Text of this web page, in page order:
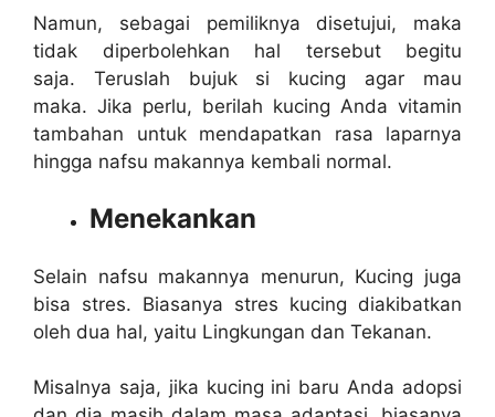
Namun, sebagai pemiliknya disetujui, maka
tidak diperbolehkan hal tersebut begitu
saja. Teruslah bujuk si kucing agar mau
maka. Jika perlu, berilah kucing Anda vitamin
tambahan untuk mendapatkan rasa laparnya
hingga nafsu makannya kembali normal.
Menekankan
Selain nafsu makannya menurun, Kucing juga
bisa stres. Biasanya stres kucing diakibatkan
oleh dua hal, yaitu Lingkungan dan Tekanan.
Misalnya saja, jika kucing ini baru Anda adopsi